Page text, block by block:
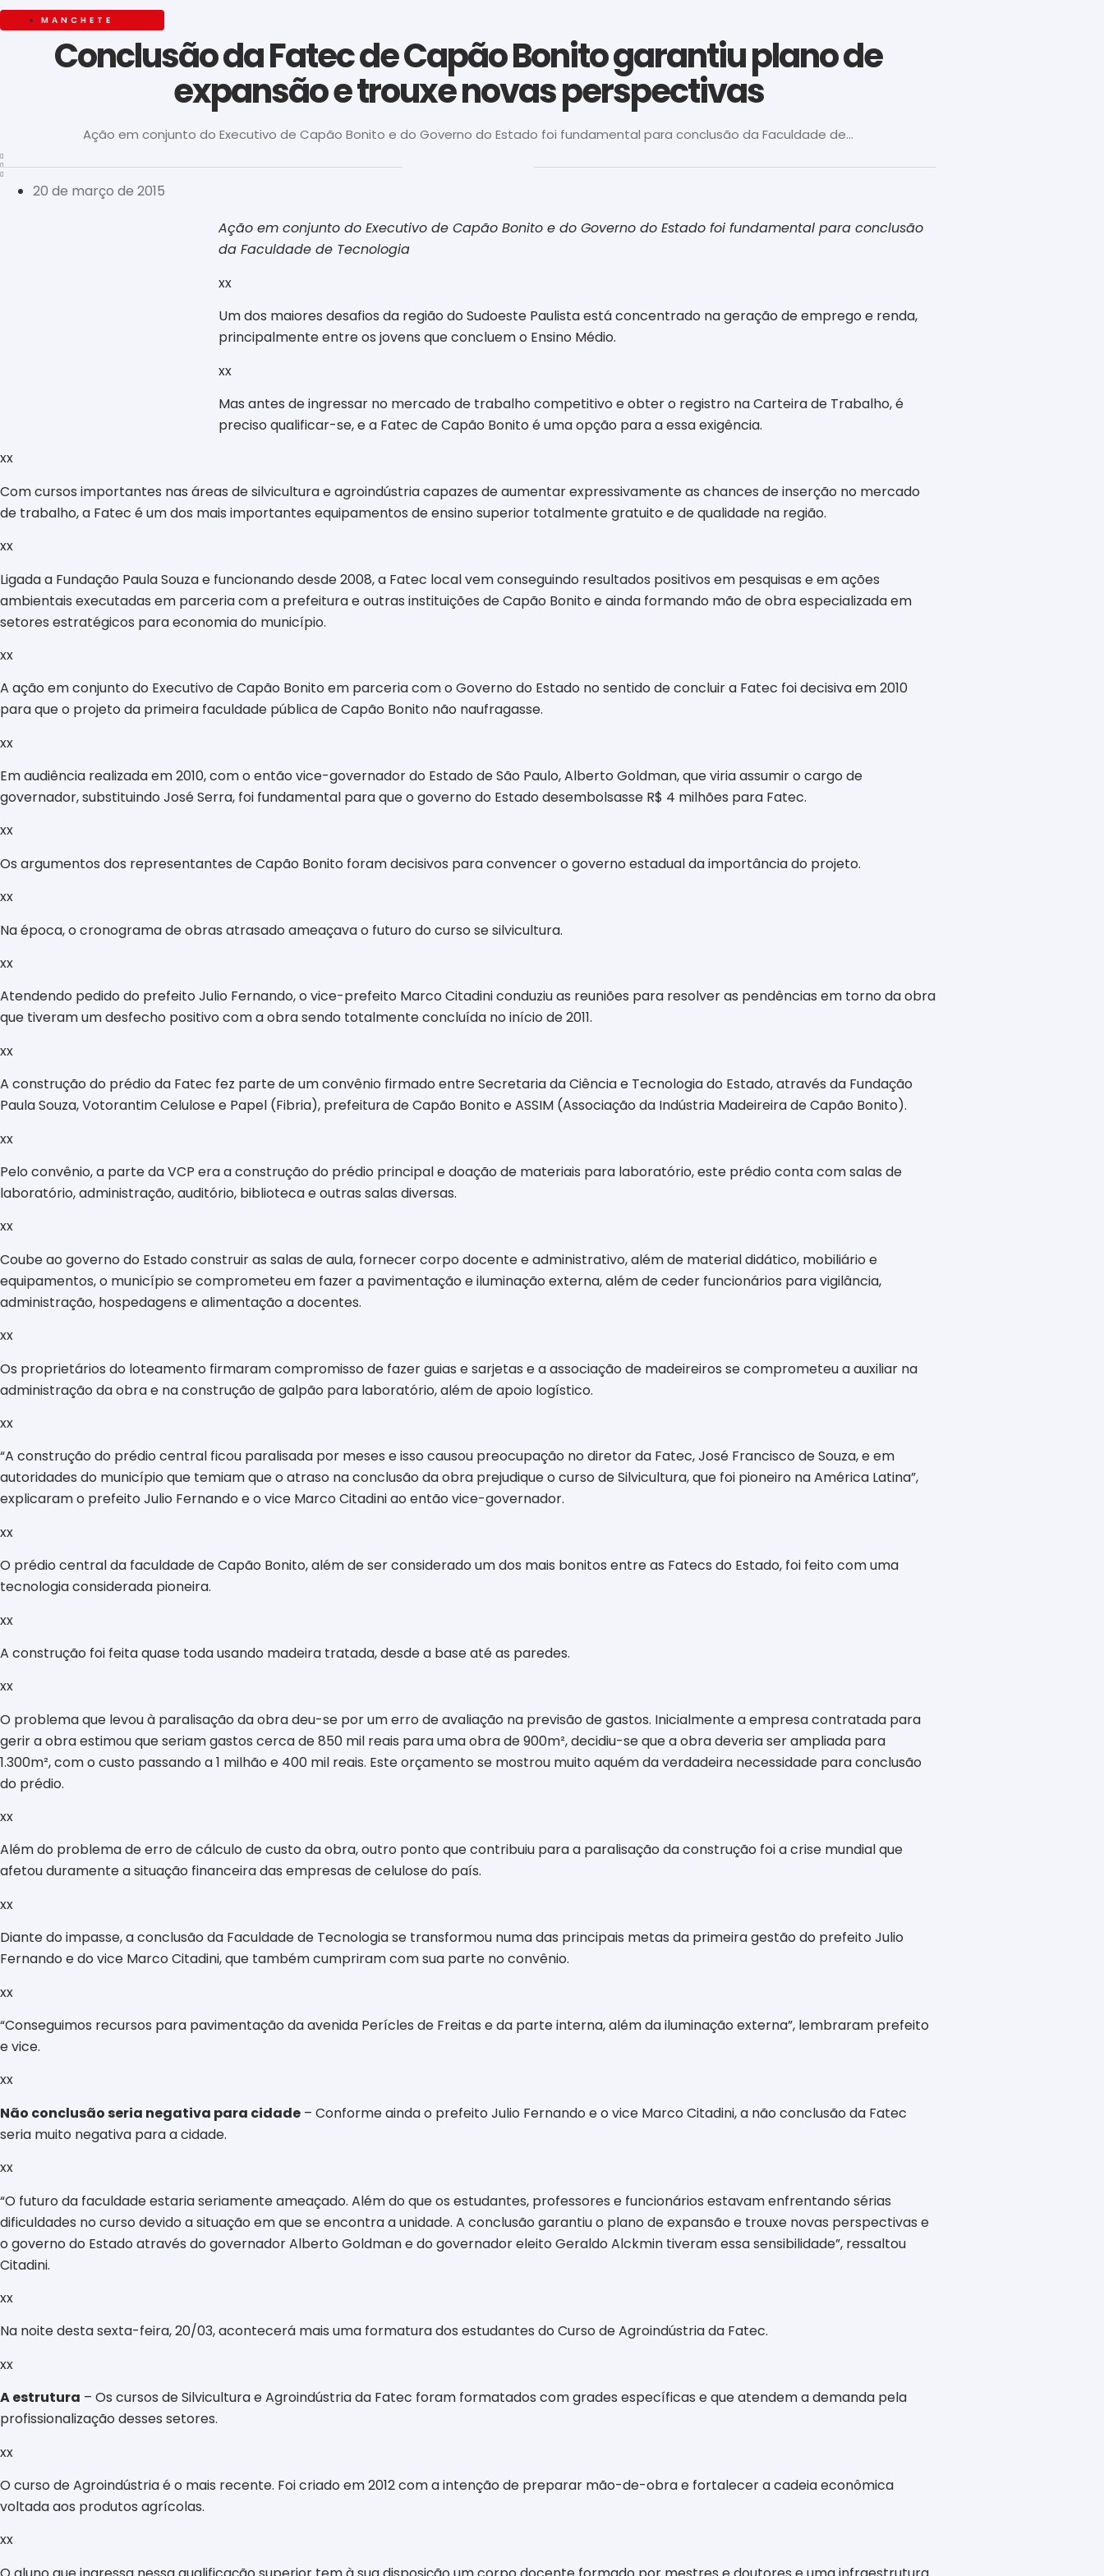
MANCHETE
Conclusão da Fatec de Capão Bonito garantiu plano de
expansão e trouxe novas perspectivas
Ação em conjunto do Executivo de Capão Bonito e do Governo do Estado foi fundamental para conclusão da Faculdade de...
20 de março de 2015
Ação em conjunto do Executivo de Capão Bonito e do Governo do Estado foi fundamental para conclusão
da Faculdade de Tecnologia
xx
Um dos maiores desafios da região do Sudoeste Paulista está concentrado na geração de emprego e renda,
principalmente entre os jovens que concluem o Ensino Médio.
xx
Mas antes de ingressar no mercado de trabalho competitivo e obter o registro na Carteira de Trabalho, é
preciso qualificar-se, e a Fatec de Capão Bonito é uma opção para a essa exigência.
xx
Com cursos importantes nas áreas de silvicultura e agroindústria capazes de aumentar expressivamente as chances de inserção no mercado
de trabalho, a Fatec é um dos mais importantes equipamentos de ensino superior totalmente gratuito e de qualidade na região.
xx
Ligada a Fundação Paula Souza e funcionando desde 2008, a Fatec local vem conseguindo resultados positivos em pesquisas e em ações
ambientais executadas em parceria com a prefeitura e outras instituições de Capão Bonito e ainda formando mão de obra especializada em
setores estratégicos para economia do município.
xx
A ação em conjunto do Executivo de Capão Bonito em parceria com o Governo do Estado no sentido de concluir a Fatec foi decisiva em 2010
para que o projeto da primeira faculdade pública de Capão Bonito não naufragasse.
xx
Em audiência realizada em 2010, com o então vice-governador do Estado de São Paulo, Alberto Goldman, que viria assumir o cargo de
governador, substituindo José Serra, foi fundamental para que o governo do Estado desembolsasse R$ 4 milhões para Fatec.
xx
Os argumentos dos representantes de Capão Bonito foram decisivos para convencer o governo estadual da importância do projeto.
xx
Na época, o cronograma de obras atrasado ameaçava o futuro do curso se silvicultura.
xx
Atendendo pedido do prefeito Julio Fernando, o vice-prefeito Marco Citadini conduziu as reuniões para resolver as pendências em torno da obra
que tiveram um desfecho positivo com a obra sendo totalmente concluída no início de 2011.
xx
A construção do prédio da Fatec fez parte de um convênio firmado entre Secretaria da Ciência e Tecnologia do Estado, através da Fundação
Paula Souza, Votorantim Celulose e Papel (Fibria), prefeitura de Capão Bonito e ASSIM (Associação da Indústria Madeireira de Capão Bonito).
xx
Pelo convênio, a parte da VCP era a construção do prédio principal e doação de materiais para laboratório, este prédio conta com salas de
laboratório, administração, auditório, biblioteca e outras salas diversas.
xx
Coube ao governo do Estado construir as salas de aula, fornecer corpo docente e administrativo, além de material didático, mobiliário e
equipamentos, o município se comprometeu em fazer a pavimentação e iluminação externa, além de ceder funcionários para vigilância,
administração, hospedagens e alimentação a docentes.
xx
Os proprietários do loteamento firmaram compromisso de fazer guias e sarjetas e a associação de madeireiros se comprometeu a auxiliar na
administração da obra e na construção de galpão para laboratório, além de apoio logístico.
xx
“A construção do prédio central ficou paralisada por meses e isso causou preocupação no diretor da Fatec, José Francisco de Souza, e em
autoridades do município que temiam que o atraso na conclusão da obra prejudique o curso de Silvicultura, que foi pioneiro na América Latina”,
explicaram o prefeito Julio Fernando e o vice Marco Citadini ao então vice-governador.
xx
O prédio central da faculdade de Capão Bonito, além de ser considerado um dos mais bonitos entre as Fatecs do Estado, foi feito com uma
tecnologia considerada pioneira.
xx
A construção foi feita quase toda usando madeira tratada, desde a base até as paredes.
xx
O problema que levou à paralisação da obra deu-se por um erro de avaliação na previsão de gastos. Inicialmente a empresa contratada para
gerir a obra estimou que seriam gastos cerca de 850 mil reais para uma obra de 900m², decidiu-se que a obra deveria ser ampliada para
1.300m², com o custo passando a 1 milhão e 400 mil reais. Este orçamento se mostrou muito aquém da verdadeira necessidade para conclusão
do prédio.
xx
Além do problema de erro de cálculo de custo da obra, outro ponto que contribuiu para a paralisação da construção foi a crise mundial que
afetou duramente a situação financeira das empresas de celulose do país.
xx
Diante do impasse, a conclusão da Faculdade de Tecnologia se transformou numa das principais metas da primeira gestão do prefeito Julio
Fernando e do vice Marco Citadini, que também cumpriram com sua parte no convênio.
xx
“Conseguimos recursos para pavimentação da avenida Perícles de Freitas e da parte interna, além da iluminação externa”, lembraram prefeito
e vice.
xx
Não conclusão seria negativa para cidade – Conforme ainda o prefeito Julio Fernando e o vice Marco Citadini, a não conclusão da Fatec
seria muito negativa para a cidade.
xx
“O futuro da faculdade estaria seriamente ameaçado. Além do que os estudantes, professores e funcionários estavam enfrentando sérias
dificuldades no curso devido a situação em que se encontra a unidade. A conclusão garantiu o plano de expansão e trouxe novas perspectivas e
o governo do Estado através do governador Alberto Goldman e do governador eleito Geraldo Alckmin tiveram essa sensibilidade”, ressaltou
Citadini.
xx
Na noite desta sexta-feira, 20/03, acontecerá mais uma formatura dos estudantes do Curso de Agroindústria da Fatec.
xx
A estrutura – Os cursos de Silvicultura e Agroindústria da Fatec foram formatados com grades específicas e que atendem a demanda pela
profissionalização desses setores.
xx
O curso de Agroindústria é o mais recente. Foi criado em 2012 com a intenção de preparar mão-de-obra e fortalecer a cadeia econômica
voltada aos produtos agrícolas.
xx